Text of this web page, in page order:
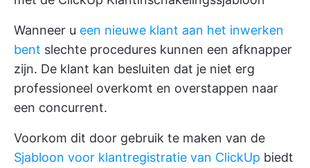
Wanneer u een nieuwe klant aan het inwerken
bent slechte procedures kunnen een afknapper
zijn. De klant kan besluiten dat je niet erg
professioneel overkomt en overstappen naar
een concurrent.
Voorkom dit door gebruik te maken van de
Sjabloon voor klantregistratie van ClickUp biedt